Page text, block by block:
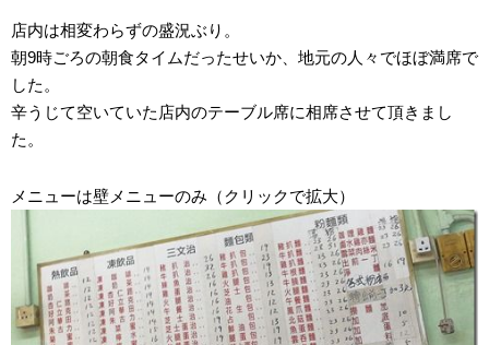
店内は相変わらずの盛況ぶり。
朝9時ごろの朝食タイムだったせいか、地元の人々でほぼ満席で
した。
辛うじて空いていた店内のテーブル席に相席させて頂きまし
た。
メニューは壁メニューのみ（クリックで拡大）